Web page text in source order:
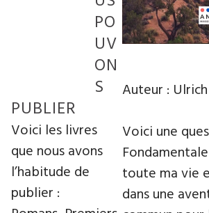
Auteur :
Voici une
toute ma vie
dans une
PO
UV
ON
S
PUBLIER
Voici les livres
que nous avons
l’habitude de
publier :